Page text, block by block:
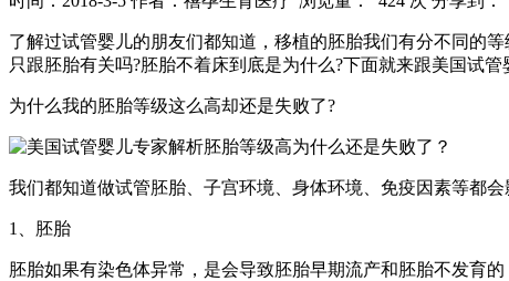
了解过试管婴儿的朋友们都知道，移植的胚胎我们有分不同的
只跟胚胎有关吗?胚胎不着床到底是为什么?下面就来跟美国试管
为什么我的胚胎等级这么高却还是失败了?
我们都知道做试管胚胎、子宫环境、身体环境、免疫因素等都会
1、胚胎
胚胎如果有染色体异常，是会导致胚胎早期流产和胚胎不发育